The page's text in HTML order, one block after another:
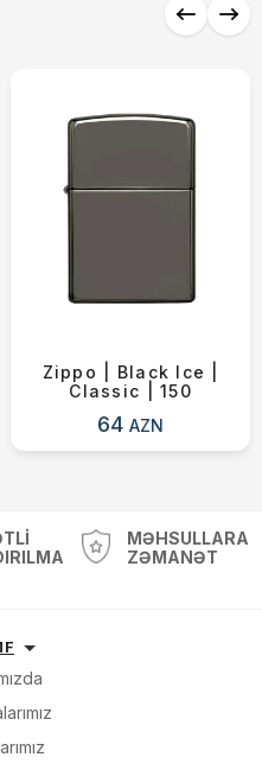
Zippo | Black Ice |
Classic | 150
64AZN
et
MƏHSULLARA
ZƏMANƏT